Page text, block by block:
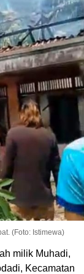
(Foto: Istimewa)
milik Muhadi,
Kecamatan